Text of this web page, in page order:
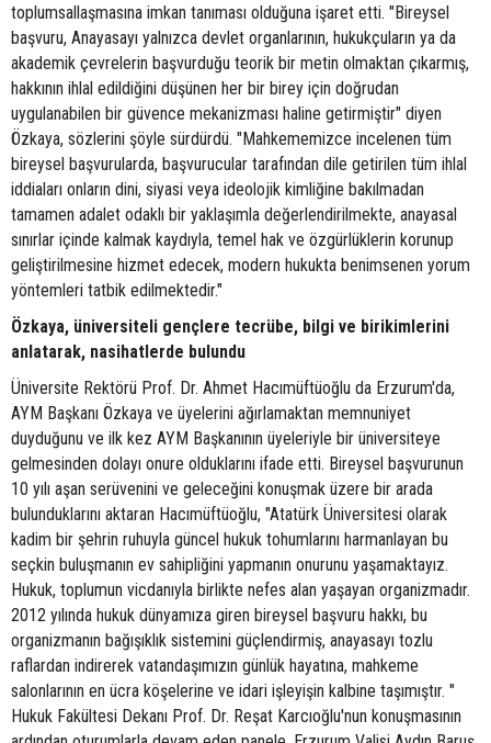
toplumsallaşmasına imkan tanıması olduğuna işaret etti. "Bireysel
başvuru, Anayasayı yalnızca devlet organlarının, hukukçuların ya da
akademik çevrelerin başvurduğu teorik bir metin olmaktan çıkarmış,
hakkının ihlal edildiğini düşünen her bir birey için doğrudan
uygulanabilen bir güvence mekanizması haline getirmiştir" diyen
Özkaya, sözlerini şöyle sürdürdü. "Mahkememizce incelenen tüm
bireysel başvurularda, başvurucular tarafından dile getirilen tüm ihlal
iddiaları onların dini, siyasi veya ideolojik kimliğine bakılmadan
tamamen adalet odaklı bir yaklaşımla değerlendirilmekte, anayasal
sınırlar içinde kalmak kaydıyla, temel hak ve özgürlüklerin korunup
geliştirilmesine hizmet edecek, modern hukukta benimsenen yorum
yöntemleri tatbik edilmektedir."
Özkaya, üniversiteli gençlere tecrübe, bilgi ve birikimlerini
anlatarak, nasihatlerde bulundu
Üniversite Rektörü Prof. Dr. Ahmet Hacımüftüoğlu da Erzurum'da,
AYM Başkanı Özkaya ve üyelerini ağırlamaktan memnuniyet
duyduğunu ve ilk kez AYM Başkanının üyeleriyle bir üniversiteye
gelmesinden dolayı onure olduklarını ifade etti. Bireysel başvurunun
10 yılı aşan serüvenini ve geleceğini konuşmak üzere bir arada
bulunduklarını aktaran Hacımüftüoğlu, "Atatürk Üniversitesi olarak
kadim bir şehrin ruhuyla güncel hukuk tohumlarını harmanlayan bu
seçkin buluşmanın ev sahipliğini yapmanın onurunu yaşamaktayız.
Hukuk, toplumun vicdanıyla birlikte nefes alan yaşayan organizmadır.
2012 yılında hukuk dünyamıza giren bireysel başvuru hakkı, bu
organizmanın bağışıklık sistemini güçlendirmiş, anayasayı tozlu
raflardan indirerek vatandaşımızın günlük hayatına, mahkeme
salonlarının en ücra köşelerine ve idari işleyişin kalbine taşımıştır. "
Hukuk Fakültesi Dekanı Prof. Dr. Reşat Karcıoğlu'nun konuşmasının